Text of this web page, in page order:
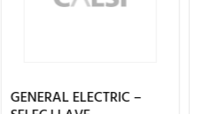
GENERAL ELECTRIC –